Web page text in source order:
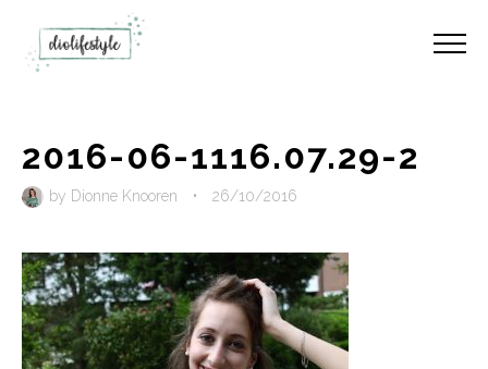
2016-06-1116.07.29-2
by Dionne Knooren • 26/10/2016